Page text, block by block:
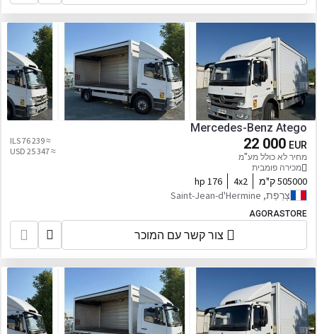
Mercedes-Benz Atego
22 000 EUR
מחיר לא כולל מע"מ
מכירה פומבית
≈ 76 239 ILS
≈ 25 347 USD
505000 ק"מ 4x2
176 hp
צָרְפַת, Saint-Jean-d'Hermine
AGORASTORE
צור קשר עם המוכר